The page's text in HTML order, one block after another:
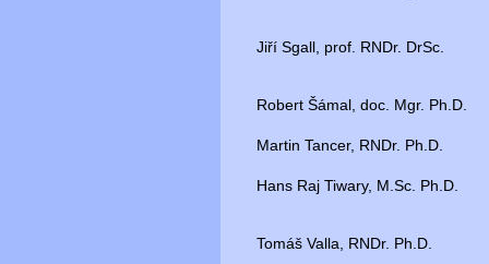
Jiří Sgall, prof. RNDr. DrSc.
Robert Šámal, doc. Mgr. Ph.D.
Martin Tancer, RNDr. Ph.D.
Hans Raj Tiwary, M.Sc. Ph.D.
Tomáš Valla, RNDr. Ph.D.